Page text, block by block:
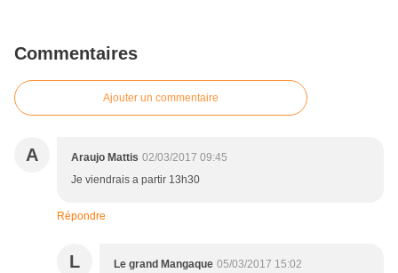
Commentaires
Ajouter un commentaire
A Araujo Mattis 02/03/2017 09:45
Je viendrais a partir 13h30
Répondre
L Le grand Mangaque 05/03/2017 15:02